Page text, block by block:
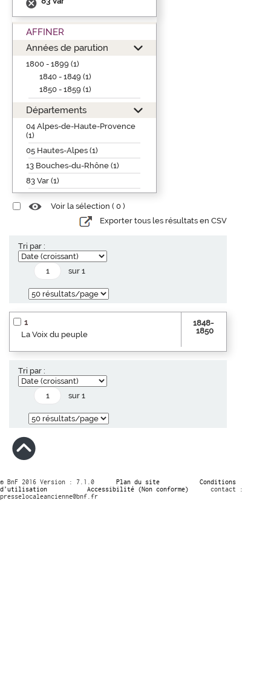
AFFINER
Années de parution
1800 - 1899 (1)
1840 - 1849 (1)
1850 - 1859 (1)
Départements
04 Alpes-de-Haute-Provence
(1)
05 Hautes-Alpes (1)
13 Bouches-du-Rhône (1)
83 Var (1)
Voir la sélection ( 0 )
Exporter tous les résultats en CSV
Tri par :
sur 1
1
La Voix du peuple
1848-
1850
Tri par :
sur 1
© BnF 2016 Version : 7.1.0 Plan du site
Conditions
d’utilisation
Accessibilité (Non conforme)
contact :
presselocaleancienne@bnf.fr